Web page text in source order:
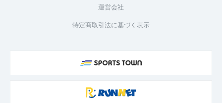
運営会社
特定商取引法に基づく表示